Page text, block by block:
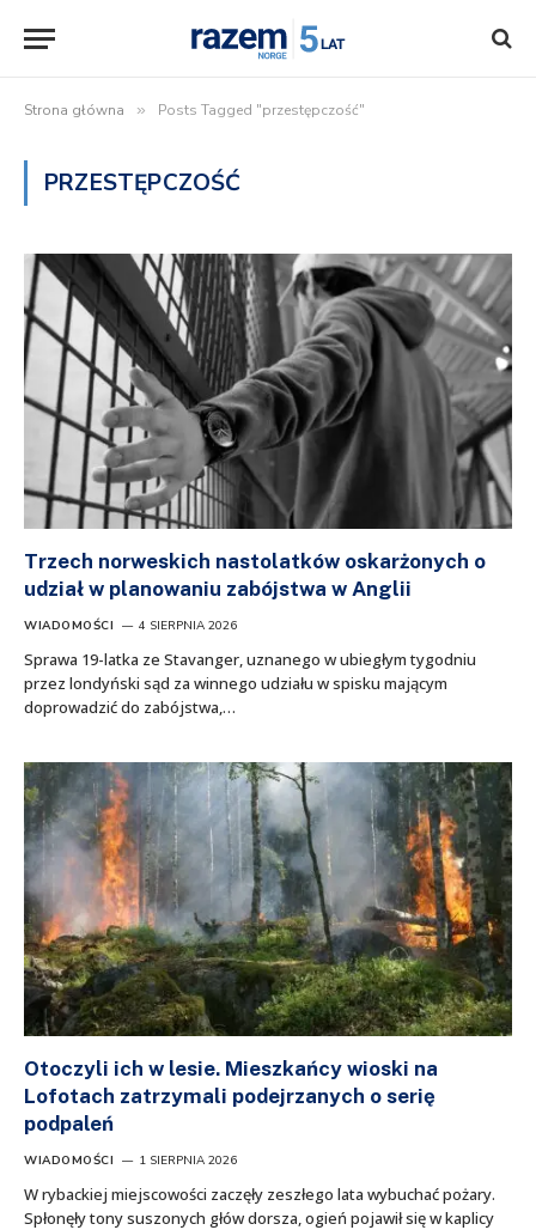
Strona główna » Posts Tagged "przestępczość"
PRZESTĘPCZOŚĆ
Trzech norweskich nastolatków oskarżonych o
udział w planowaniu zabójstwa w Anglii
WIADOMOŚCI 4 SIERPNIA 2026
Sprawa 19-latka ze Stavanger, uznanego w ubiegłym tygodniu
przez londyński sąd za winnego udziału w spisku mającym
doprowadzić do zabójstwa,…
Otoczyli ich w lesie. Mieszkańcy wioski na
Lofotach zatrzymali podejrzanych o serię
podpaleń
WIADOMOŚCI 1 SIERPNIA 2026
W rybackiej miejscowości zaczęły zeszłego lata wybuchać pożary.
Spłonęły tony suszonych głów dorsza, ogień pojawił się w kaplicy